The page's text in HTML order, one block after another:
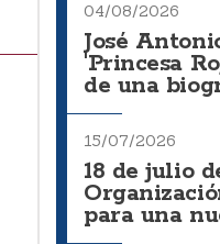
04/08/2026
José
'Princesa
de una
15/07/2026
18 de julio
para una